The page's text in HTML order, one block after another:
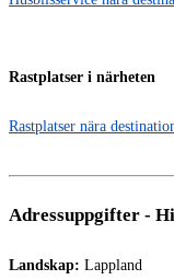
Rastplatser i närheten
Rastplatser nära
Adressuppgifter -
Landskap: Lappland